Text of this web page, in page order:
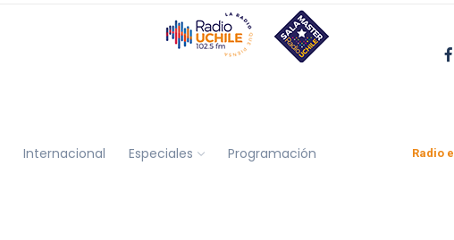
Internacional Especiales Programación Radio